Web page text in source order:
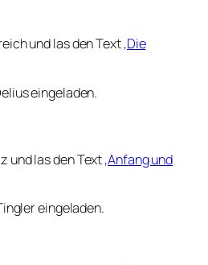
und las den Text‚Die
eingeladen.
und las den Text‚Anfang und
eingeladen.